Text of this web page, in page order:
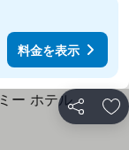
料金を表示
シェア お